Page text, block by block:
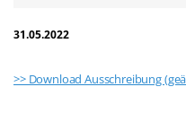
31.05.2022
>> Download Ausschreibung